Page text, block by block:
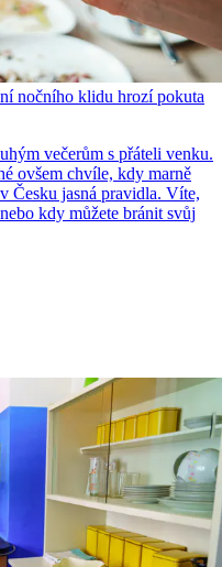
nočního klidu hrozí pokuta
večerům s přáteli venku.
ovšem chvíle, kdy marně
Česku jasná pravidla. Víte,
kdy můžete bránit svůj